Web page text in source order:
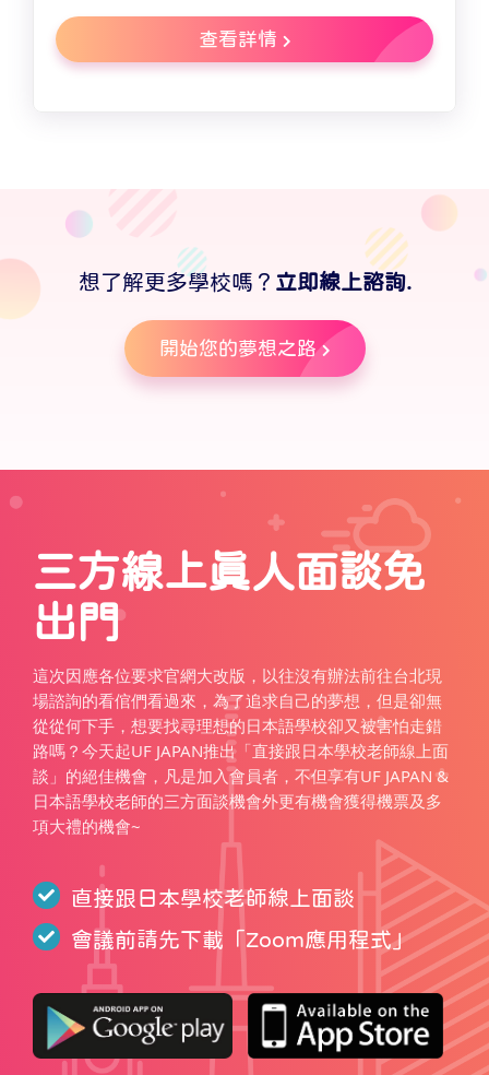
查看詳情
想了解更多學校嗎？ 立即線上諮詢.
開始您的夢想之路
三方線上真人面談免
出門
這次因應各位要求官網大改版，以往沒有辦法前往台北現
場諮詢的看倌們看過來，為了追求自己的夢想，但是卻無
從從何下手，想要找尋理想的日本語學校卻又被害怕走錯
路嗎？今天起UF JAPAN推出「直接跟日本學校老師線上面
談」的絕佳機會，凡是加入會員者，不但享有UF JAPAN &
日本語學校老師的三方面談機會外更有機會獲得機票及多
項大禮的機會~
直接跟日本學校老師線上面談
會議前請先下載「 Zoom應用程式」